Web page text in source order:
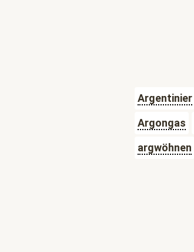
Argentinier
Argongas
argwöhnen